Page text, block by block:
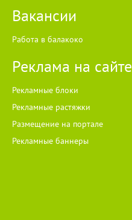
Вакансии
Работа в балакоко
Реклама на сайте
Рекламные блоки
Рекламные растяжки
Размещение на портале
Рекламные баннеры